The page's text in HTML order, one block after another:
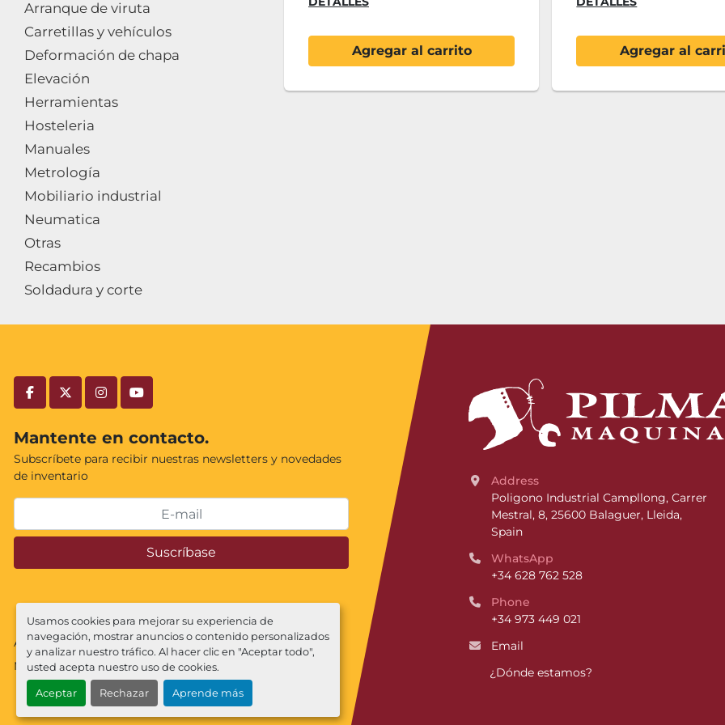
Usamos cookies para mejorar su experiencia de
navegación, mostrar anuncios o contenido personalizados
y analizar nuestro tráfico. Al hacer clic en "Aceptar todo",
usted acepta nuestro uso de cookies.
Aceptar Rechazar Aprende más
Arranque de viruta
Carretillas y vehículos
Deformación de chapa
Elevación
Herramientas
Hosteleria
Manuales
Metrología
Mobiliario industrial
Neumatica
Otras
Recambios
Soldadura y corte
Agregar al carrito Agregar al
facebooktwitterinstagramyoutube
Mantente en contacto.
Subscríbete para recibir nuestras newsletters y novedades
de inventario
Suscríbase
Administrar cookies
Machinio Systemsitio web deMachinio
Address
Poligono Industrial Campllong, Carrer
Mestral, 8, 25600 Balaguer, Lleida,
Spain
WhatsApp
+34 628 762 528
Phone
+34 973 449 021
Email
¿Dónde estamos?